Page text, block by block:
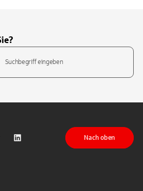
auf Instagram
auf TikTok
Sparkasse auf LinkedIn
Nach oben